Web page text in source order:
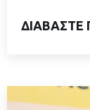
ΔΙΑΒΑΣΤΕ